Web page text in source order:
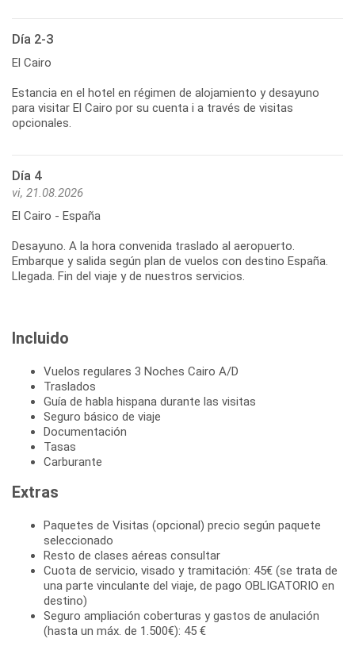
Día 2-3
El Cairo
Estancia en el hotel en régimen de alojamiento y desayuno
para visitar El Cairo por su cuenta i a través de visitas
opcionales.
Día 4
vi, 21.08.2026
El Cairo - España
Desayuno. A la hora convenida traslado al aeropuerto.
Embarque y salida según plan de vuelos con destino España.
Llegada. Fin del viaje y de nuestros servicios.
Incluido
Vuelos regulares 3 Noches Cairo A/D
Traslados
Guía de habla hispana durante las visitas
Seguro básico de viaje
Documentación
Tasas
Carburante
Extras
Paquetes de Visitas (opcional) precio según paquete
seleccionado
Resto de clases aéreas consultar
Cuota de servicio, visado y tramitación: 45€ (se trata de
una parte vinculante del viaje, de pago OBLIGATORIO en
destino)
Seguro ampliación coberturas y gastos de anulación
(hasta un máx. de 1.500€): 45 €